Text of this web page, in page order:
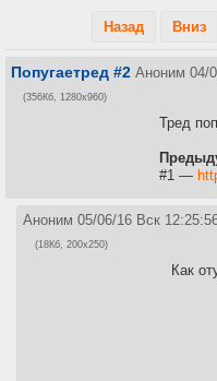
Назад Вниз
Попугаетред #2 Аноним 04/
(356Кб, 1280x960)
Тред
#1 —
Аноним 05/06/16 Вск
(18Кб, 200x250)
Как